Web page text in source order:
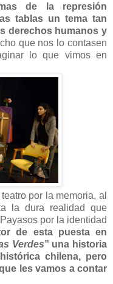
de la represión
tablas un tema tan
derechos humanos y
que nos lo contasen
lo que vimos en
por la memoria, al
la dura realidad que
por la identidad
de esta puesta en
Verdes” una historia
chilena, pero
les vamos a contar